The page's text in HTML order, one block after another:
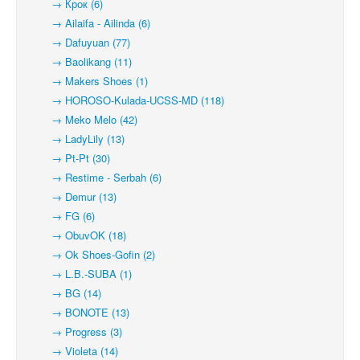
→ Крок (6)
→ Ailaifa - Ailinda (6)
→ Dafuyuan (77)
→ Baolikang (11)
→ Makers Shoes (1)
→ HOROSO-Kulada-UCSS-MD (118)
→ Meko Melo (42)
→ LadyLily (13)
→ Pt-Pt (30)
→ Restime - Serbah (6)
→ Demur (13)
→ FG (6)
→ ObuvOK (18)
→ Ok Shoes-Gofin (2)
→ L.B.-SUBA (1)
→ BG (14)
→ BONOTE (13)
→ Progress (3)
→ Violeta (14)